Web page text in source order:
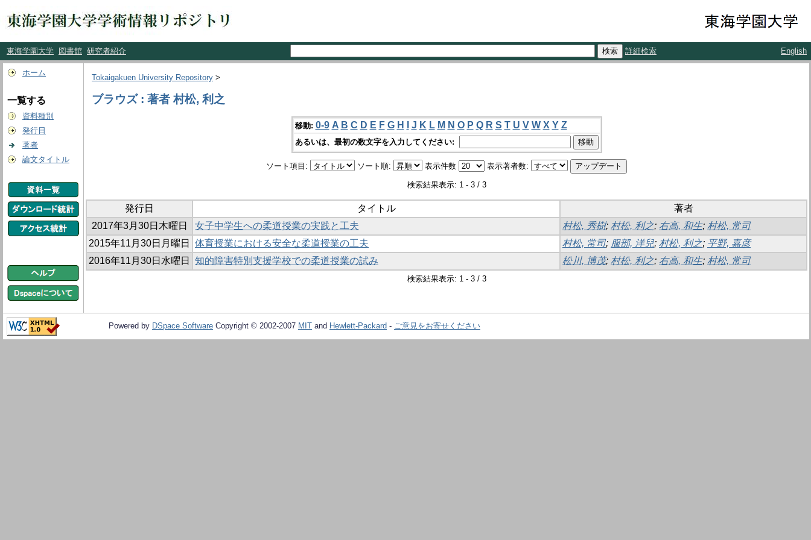
東海学園大学 図書館 研究者紹介 詳細検索 English
ホーム
一覧する
資料種別
発行日
著者
論文タイトル
Tokaigakuen University Repository >
ブラウズ : 著者 村松, 利之
移動: 0-9 A B C D E F G H J K L M N O P Q R S T U V W X Y Z
あるいは、最初の数文字を入力してください:
ソート項目: ソート順: 表示件数 表示著者数:
検索結果表示: 1 - 3 / 3
発行日 タイトル
著者
2017年3月30日木曜日
女子中学生への柔道授業の実践と工夫 村松, 秀樹; 村松, 利之; 右高, 和生; 村松, 常司
2015年11月30日月曜日
体育授業における安全な柔道授業の工夫 村松, 常司; 服部, 洋兒; 村松, 利之; 平野, 嘉彦
2016年11月30日水曜日
知的障害特別支援学校での柔道授業の試み 松川, 博茂; 村松, 利之; 右高, 和生; 村松, 常司
検索結果表示: 1 - 3 / 3
Powered by DSpace Software Copyright © 2002-2007 MIT and Hewlett-Packard - ご意見をお寄せください